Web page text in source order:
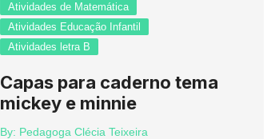
Atividades de Matemática
Atividades Educação Infantil
Atividades letra B
Capas para caderno tema
mickey e minnie
By: Pedagoga Clécia Teixeira